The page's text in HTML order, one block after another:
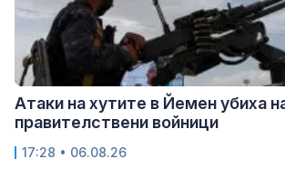
Атаки на хутите в Йемен убиха
правителствени войници
17:28 • 06.08.26